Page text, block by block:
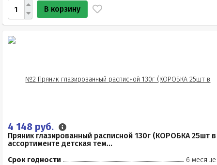
В корзину
4 148 руб.
Пряник глазированный расписной 130г (КОРОБКА 25шт в
ассортименте детская тем...
Срок годности
6